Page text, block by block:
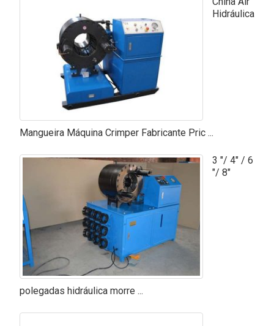
Hidráulica
Mangueira Máquina Crimper Fabricante Pric ...
3 "/ 4" / 6
"/ 8"
polegadas hidráulica morre ...